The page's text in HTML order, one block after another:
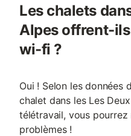
Les chalets
Alpes offrent-
wi-fi ?
Oui ! Selon les données
chalet dans les Les
télétravail, vous
problèmes !